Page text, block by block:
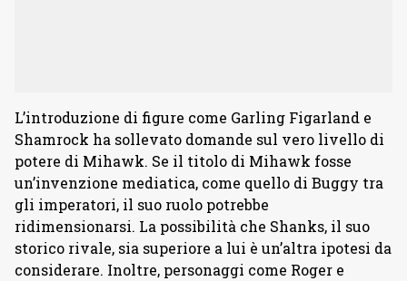
L’introduzione di figure come Garling Figarland e
Shamrock ha sollevato domande sul vero livello di
potere di Mihawk. Se il titolo di Mihawk fosse
un’invenzione mediatica, come quello di Buggy tra
gli imperatori, il suo ruolo potrebbe
ridimensionarsi. La possibilità che Shanks, il suo
storico rivale, sia superiore a lui è un’altra ipotesi da
considerare. Inoltre, personaggi come Roger e